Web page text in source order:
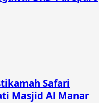
Safari
Masjid Al Manar